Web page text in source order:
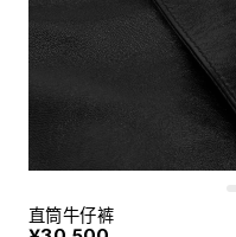
直筒牛仔裤